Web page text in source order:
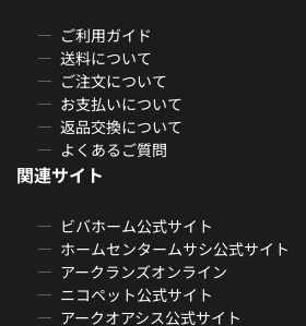
ご利用ガイド
送料について
ご注文について
お支払いについて
返品交換について
よくあるご質問
関連サイト
ビバホーム公式サイト
ホームセンタームサシ公式サイト
アークランズオンライン
ニコペット公式サイト
アークオアシス公式サイト